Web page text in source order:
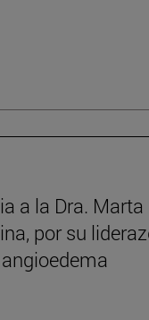
a la Dra. Marta
por su